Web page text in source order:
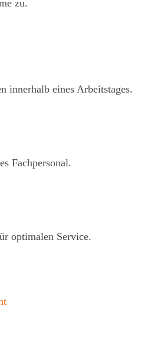
zu.
innerhalb eines Arbeitstages.
Fachpersonal.
optimalen Service.